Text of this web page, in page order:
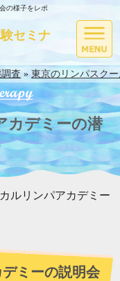
セミナ
の様子をレポ
査 »東京のリンパスク
カデミーの潜
ルリンパアカデミー
ミーの説明会